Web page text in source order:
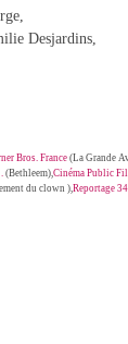
Desjardins,
Bros. France (La Grande
(Bethleem), Cinéma Public
du clown ), Reportage 34